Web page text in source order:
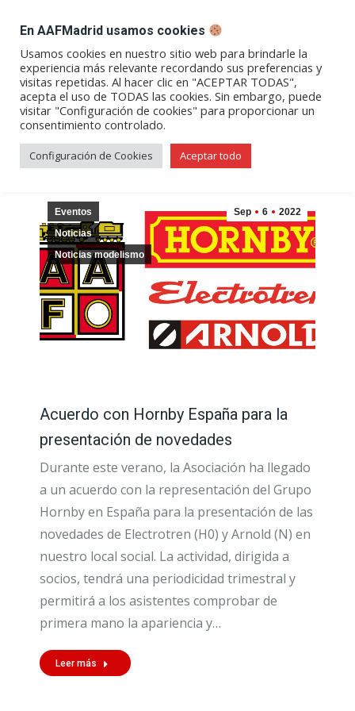
Abrir
enlace
en
una
ventana/pestaña
Abrir
enlace
en
una
ventana/pestaña
Abrir
enlace
en
una
ventana/pestaña
Abrir
enlace
en
una
Abrir
enlace
en
una
Archivos diarios:06/09/2022
Sep 6 2022
Eventos
Noticias
Noticias modelismo
Acuerdo con Hornby España para la
presentación de novedades
Durante este verano, la Asociación ha llegado
a un acuerdo con la representación del Grupo
Hornby en España para la presentación de las
novedades de Electrotren (H0) y Arnold (N) en
nuestro local social. La actividad, dirigida a
socios, tendrá una periodicidad trimestral y
permitirá a los asistentes comprobar de
primera mano la apariencia y…
Leer más
En AAFMadrid usamos cookies
Usamos cookies en nuestro sitio web para brindarle la
experiencia más relevante recordando sus preferencias y
visitas repetidas. Al hacer clic en "ACEPTAR TODAS",
acepta el uso de TODAS las cookies. Sin embargo, puede
visitar "Configuración de cookies" para proporcionar un
consentimiento controlado.
Configuración de Cookies Aceptar todo